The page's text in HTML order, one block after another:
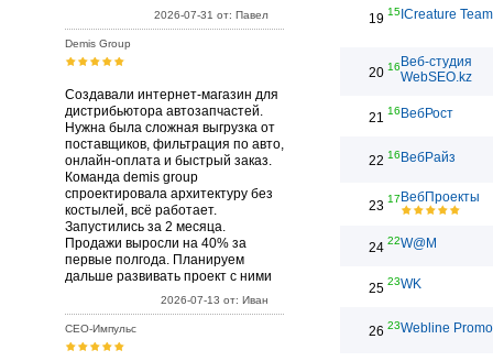
2026-07-31 от: Павел
Demis Group
Создавали интернет-магазин для
дистрибьютора автозапчастей.
Нужна была сложная выгрузка от
поставщиков, фильтрация по авто,
онлайн-оплата и быстрый заказ.
Команда demis group
спроектировала архитектуру без
костылей, всё работает.
Запустились за 2 месяца.
Продажи выросли на 40% за
первые полгода. Планируем
дальше развивать проект с ними
2026-07-13 от: Иван
СЕО-Импульс
19 15 ICreature Team
20 16 Веб-студия
WebSEO.kz
21 16 ВебРост
22 16 ВебРайз
23 17 ВебПроекты
24 22W@M
25 23WK
26 23Webline